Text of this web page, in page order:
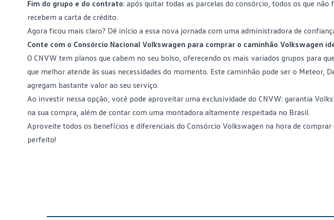
Fim do grupo e do contrato: após quitar todas as parcelas do consórcio, todos os que
recebem a carta de crédito.
Agora ficou mais claro? Dê início a essa nova jornada com uma administradora de
Conte com o Consórcio Nacional Volkswagen para comprar o caminhão Volkswagen
O CNVW tem planos que cabem no seu bolso, oferecendo os mais variados grupos para
que melhor atende às suas necessidades do momento. Este caminhão pode ser o Meteor,
agregam bastante valor ao seu serviço.
Ao investir nessa opção, você pode aproveitar uma exclusividade do CNVW: garantia
na sua compra, além de contar com uma montadora altamente respeitada no Brasil.
Aproveite todos os benefícios e diferenciais do Consórcio Volkswagen na hora de comprar
perfeito!